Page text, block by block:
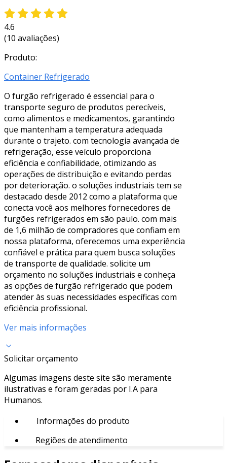
4.6
(10 avaliações)
Produto:
Container Refrigerado
O furgão refrigerado é essencial para o
transporte seguro de produtos perecíveis,
como alimentos e medicamentos, garantindo
que mantenham a temperatura adequada
durante o trajeto. com tecnologia avançada de
refrigeração, esse veículo proporciona
eficiência e confiabilidade, otimizando as
operações de distribuição e evitando perdas
por deterioração. o soluções industriais tem se
destacado desde 2012 como a plataforma que
conecta você aos melhores fornecedores de
furgões refrigerados em são paulo. com mais
de 1,6 milhão de compradores que confiam em
nossa plataforma, oferecemos uma experiência
confiável e prática para quem busca soluções
de transporte de qualidade. solicite um
orçamento no soluções industriais e conheça
as opções de furgão refrigerado que podem
atender às suas necessidades específicas com
eficiência profissional.
Ver mais informações
Solicitar orçamento
Algumas imagens deste site são meramente
ilustrativas e foram geradas por I.A para
Humanos.
Informações do produto
Regiões de atendimento